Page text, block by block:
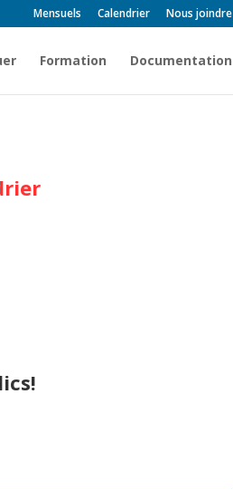
Mensuels Calendrier Nous joindre
Formation Documentation